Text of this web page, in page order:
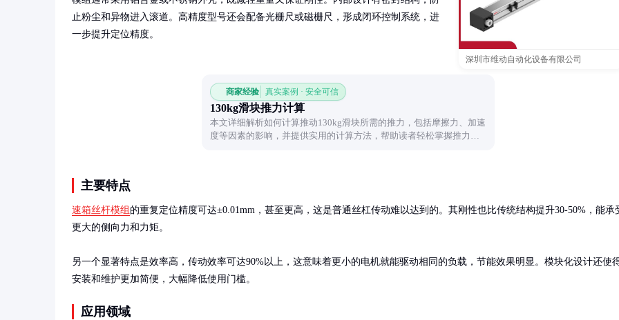
深圳市维动自动化设备有限公司
止粉尘和异物进入滚道。高精度型号还会配备光栅尺或磁栅尺，形成闭环控制系统，进
一步提升定位精度。
商家经验 真实案例 · 安全可信
130kg滑块推力计算
本文详细解析如何计算推动130kg滑块所需的推力，包括摩擦力、加速
度等因素的影响，并提供实用的计算方法，帮助读者轻松掌握推力估
主要特点
速箱丝杆模组 的重复定位精度可达±0.01mm，甚至更高，这是普通丝杠传动难以达到的。其刚性也比传统结构提升30-50%，能承
更大的侧向力和力矩。
另一个显著特点是效率高，传动效率可达90%以上，这意味着更小的电机就能驱动相同的负载，节能效果明显。模块化设计还使
安装和维护更加简便，大幅降低使用门槛。
应用领域